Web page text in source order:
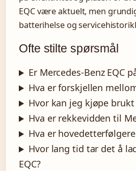
EQC være aktuelt, men
batterihelse og
Ofte stilte spørsmål
Er Mercedes-Benz EQC
Hva er forskjellen
Hvor kan jeg kjøpe brukt
Hva er rekkevidden til
Hva er
Hvor lang tid tar det å
EQC?